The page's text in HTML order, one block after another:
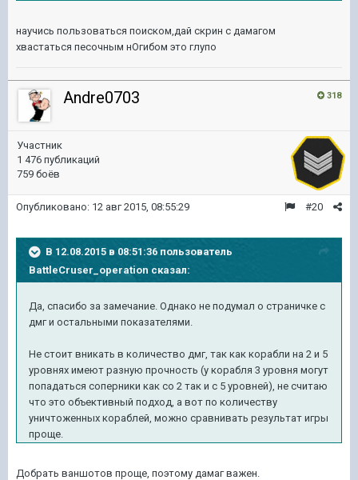
научись пользоваться поиском,дай скрин с дамагом
хвастаться песочным нОгибом это глупо
318
Andre0703
Участник
1 476 публикаций
759 боёв
#20
Опубликовано: 12 авг 2015, 08:55:29
В 12.08.2015 в 08:51:36 пользователь
BattleCruser_operation сказал:
Да, спасибо за замечание. Однако не подумал о страничке с
дмг и остальными показателями.
Не стоит вникать в количество дмг, так как корабли на 2 и 5
уровнях имеют разную прочность (у корабля 3 уровня могут
попадаться соперники как со 2 так и с 5 уровней), не считаю
что это объективный подход, а вот по количеству
уничтоженных кораблей, можно сравнивать результат игры
проще.
Добрать ваншотов проще, поэтому дамаг важен.